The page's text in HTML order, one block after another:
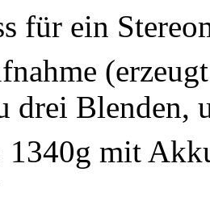
für ein
drei Blenden,
1340g mit